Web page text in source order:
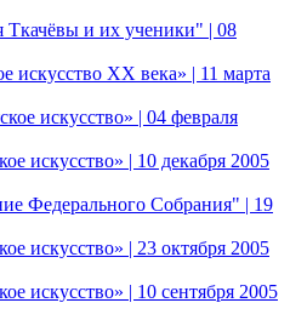
и их ученики" | 08
искусство ХХ века» | 11 марта
искусство» | 04 февраля
искусство» | 10 декабря 2005
Федерального Собрания" | 19
искусство» | 23 октября 2005
искусство» | 10 сентября 2005